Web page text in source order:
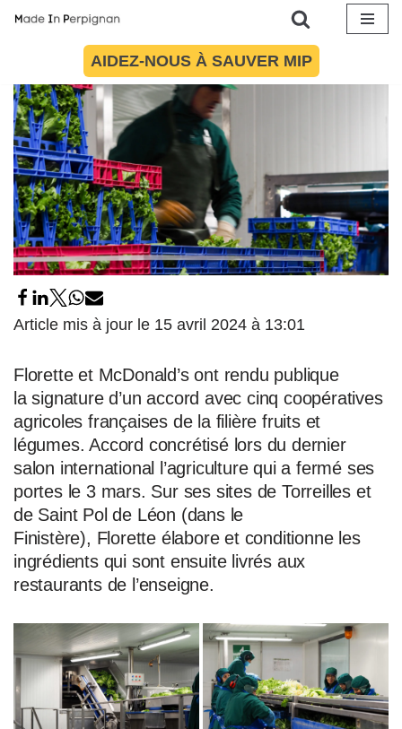
contenu
AIDEZ-NOUS À SAUVER MIP
Article mis à jour le 15 avril 2024 à 13:01
Florette et McDonald’s ont rendu publique
la signature d’un accord avec cinq coopératives
agricoles françaises de la filière fruits et
légumes. Accord concrétisé lors du dernier
salon international l’agriculture qui a fermé ses
portes le 3 mars. Sur ses sites de Torreilles et
de Saint Pol de Léon (dans le
Finistère), Florette élabore et conditionne les
ingrédients qui sont ensuite livrés aux
restaurants de l’enseigne.